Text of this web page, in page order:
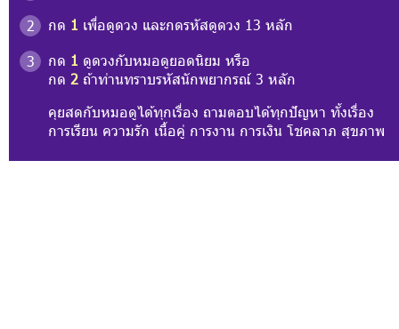
2
กด 1 เพื่อดูดวง และกดรหัสดูดวง 13 หลัก
3
กด 1 ดูดวงกับหมอดูยอดนิยม หรือ
กด 2 ถ้าท่านทราบรหัสนักพยากรณ์ 3 หลัก
คุยสดกับหมอดูได้ทุกเรื่อง ถามตอบได้ทุกปัญหา ทั้งเรื่อง
การเรียน ความรัก เนื้อคู่ การงาน การเงิน โชคลาภ สุขภาพ